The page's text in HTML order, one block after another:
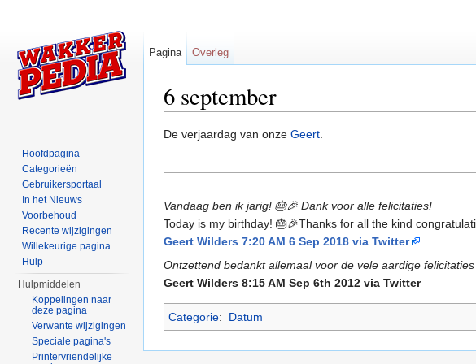
6 september
De verjaardag van onze Geert.
Vandaag ben ik jarig! 🎂🎉 Dank voor alle felicitaties!
Today is my birthday! 🎂🎉Thanks for all the kind
Geert Wilders 7:20 AM 6 Sep 2018 via Twitter
Ontzettend bedankt allemaal voor de vele aardige
Geert Wilders 8:15 AM Sep 6th 2012 via Twitter
Categorie: Datum
Pagina Overleg
Hoofdpagina
Categorieën
Gebruikersportaal
In het Nieuws
Voorbehoud
Recente wijzigingen
Willekeurige pagina
Hulp
Hulpmiddelen
Koppelingen naar
deze pagina
Verwante wijzigingen
Speciale pagina's
Printervriendelijke